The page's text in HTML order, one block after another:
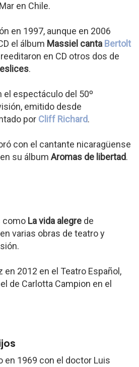
en Chile.
en 1997, aunque en 2006
el álbum Massiel canta Bertolt
en CD otros dos de
.
el espectáculo del 50º
emitido desde
por Cliff Richard.
con el cantante nicaragüense
en su álbum Aromas de libertad.
como La vida alegre de
varias obras de teatro y
2012 en el Teatro Español,
de Carlotta Campion en el
en 1969 con el doctor Luis